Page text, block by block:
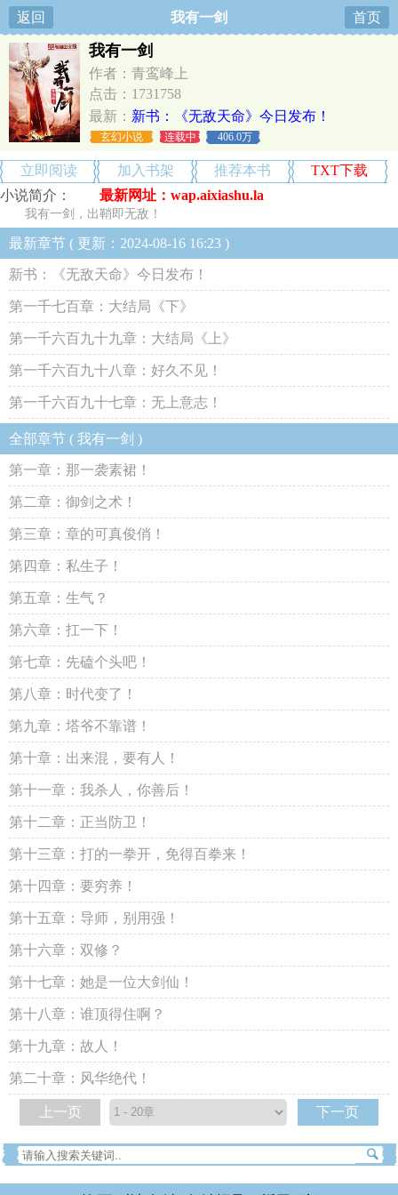
返回 我有一剑 首页
我有一剑
作者：青鸾峰上
点击：1731758
最新： 新书：《无敌天命》今日发布！
玄幻小说 连载中 406.0万
立即阅读 加入书架 推荐本书
TXT下载
小说简介：
最新网址：wap.aixiashu.la
我有一剑，出鞘即无敌！
最新章节 ( 更新：2024-08-16 16:23 )
新书：《无敌天命》今日发布！
第一千七百章：大结局《下》
第一千六百九十九章：大结局《上》
第一千六百九十八章：好久不见！
第一千六百九十七章：无上意志！
全部章节 ( 我有一剑 )
第一章：那一袭素裙！
第二章：御剑之术！
第三章：章的可真俊俏！
第四章：私生子！
第五章：生气？
第六章：扛一下！
第七章：先磕个头吧！
第八章：时代变了！
第九章：塔爷不靠谱！
第十章：出来混，要有人！
第十一章：我杀人，你善后！
第十二章：正当防卫！
第十三章：打的一拳开，免得百拳来！
第十四章：要穷养！
第十五章：导师，别用强！
第十六章：双修？
第十七章：她是一位大剑仙！
第十八章：谁顶得住啊？
第十九章：故人！
第二十章：风华绝代！
上一页 下一页